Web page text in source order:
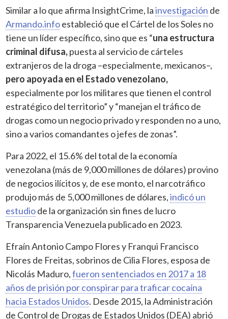
Similar a lo que afirma InsightCrime, lainvestigación de
Armando.infoestableció que el Cártel de los Soles no
tiene un líder específico, sino que es “una estructura
criminal difusa,puesta al servicio de cárteles
extranjeros de la droga –especialmente, mexicanos–,
pero apoyada en el Estado venezolano,
especialmente por los militares que tienen el control
estratégico del territorio” y “manejan el tráfico de
drogas como un negocio privado y responden no a uno,
sino a varios comandantes o jefes de zonas”.
Para 2022, el 15.6% del total de la economía
venezolana (más de 9,000 millones de dólares) provino
de negocios ilícitos y, de ese monto, el narcotráfico
produjo más de 5,000 millones de dólares,indicó un
estudiode la organización sin fines de lucro
Transparencia Venezuela publicado en 2023.
Efraín Antonio Campo Flores y Franqui Francisco
Flores de Freitas, sobrinos de Cilia Flores, esposa de
Nicolás Maduro,fueron sentenciados en 2017 a 18
años de prisión por conspirar para traficar cocaína
hacia Estados Unidos. Desde 2015, la Administración
de Control de Drogas de Estados Unidos (DEA) abrió